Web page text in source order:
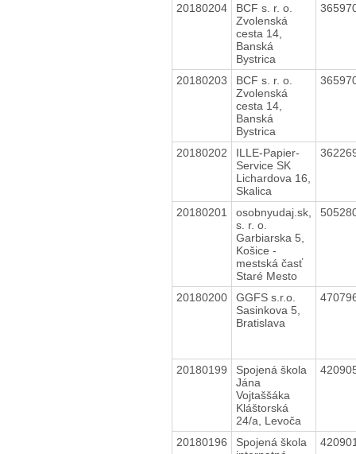
20180204
BCF s. r. o.
Zvolenská
cesta 14,
Banská
Bystrica
20180203
BCF s. r. o.
Zvolenská
cesta 14,
Banská
Bystrica
20180202
ILLE-Papier-
Service SK
Lichardova 16,
Skalica
20180201
osobnyudaj.sk,
s. r. o.
Garbiarska 5,
Košice -
mestská časť
Staré Mesto
20180200
GGFS s.r.o.
Sasinkova 5,
Bratislava
20180199
Spojená škola
Jána
Vojtaššáka
Kláštorská
24/a, Levoča
20180196
Spojená škola